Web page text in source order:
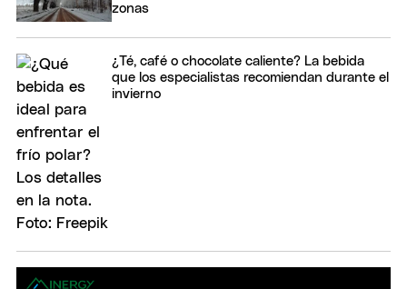
zonas
¿Té, café o chocolate caliente? La bebida
que los especialistas recomiendan durante el
invierno